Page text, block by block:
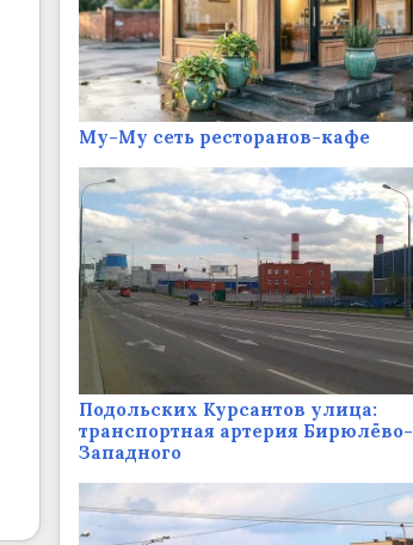
Му-Му сеть ресторанов-кафе
Подольских Курсантов улица:
транспортная артерия Бирюлёво-
Западного